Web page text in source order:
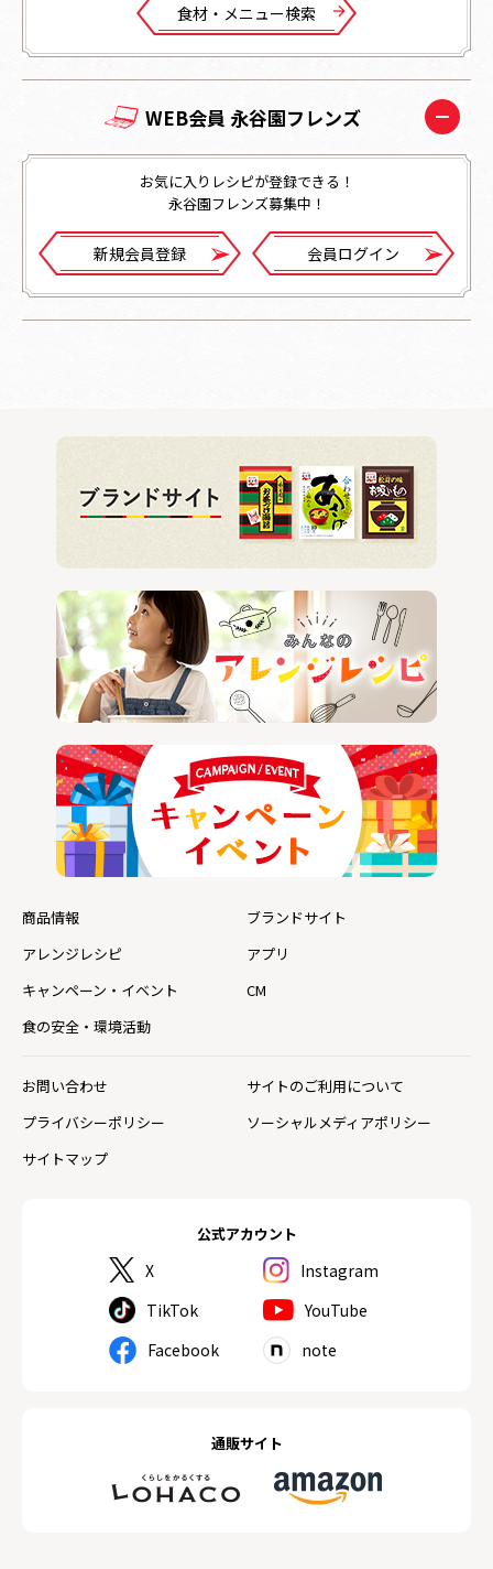
⾷材・メニュー検索
WEB会員 永谷園フレンズ
お気に入りレシピが登録できる！
永谷園フレンズ募集中！
新規会員登録 会員ログイン
公式アカウント
X
Instagram
TikTok
YouTube
Facebook
note
通販サイト
商品情報
ブランドサイト
アレンジレシピ
アプリ
キャンペーン・イベント
CM
食の安全・環境活動
お問い合わせ
サイトのご利用について
プライバシーポリシー
ソーシャルメディアポリシー
サイトマップ